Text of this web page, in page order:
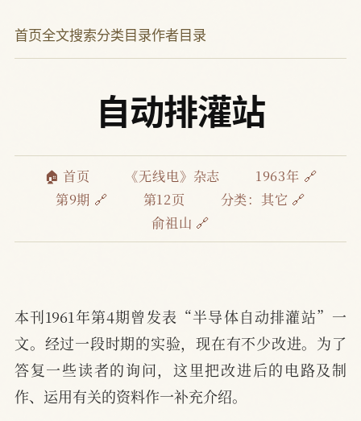
首页全文搜索分类目录作者目录
自动排灌站
🏠 首页 《无线电》杂志
1963年 🔗
第9期 🔗
第12页 分类： 其它 🔗
俞祖山 🔗
本刊1961年第4期曾发表“半导体自动排灌站”一
文。经过一段时期的实验，现在有不少改进。为了
答复一些读者的询问，这里把改进后的电路及制
作、运用有关的资料作一补充介绍。